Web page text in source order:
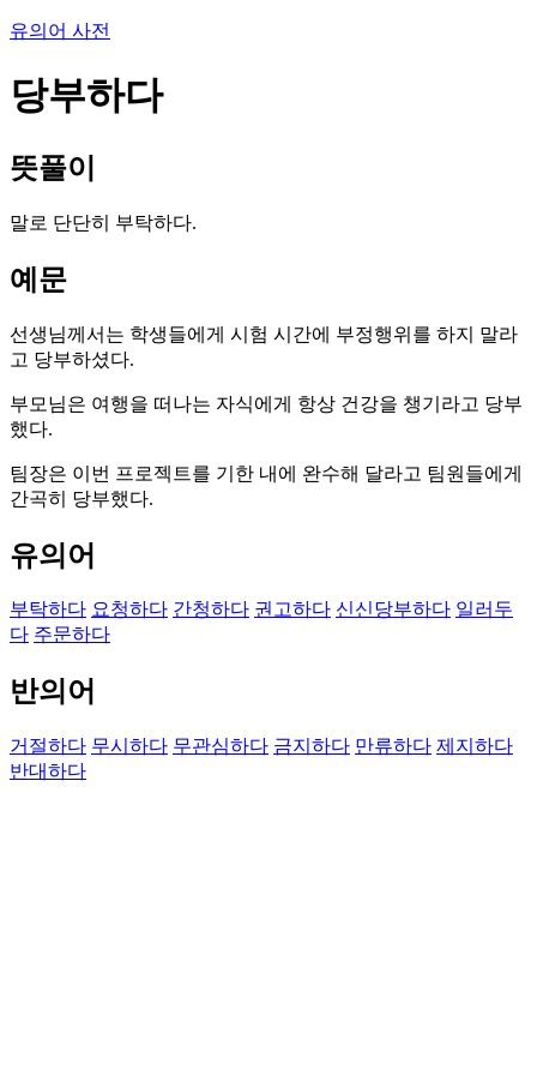
유의어 사전
당부하다
뜻풀이
말로 단단히 부탁하다.
예문
선생님께서는 학생들에게 시험 시간에 부정행위를 하지 말라
고 당부하셨다.
부모님은 여행을 떠나는 자식에게 항상 건강을 챙기라고 당부
했다.
팀장은 이번 프로젝트를 기한 내에 완수해 달라고 팀원들에게
간곡히 당부했다.
유의어
부탁하다 요청하다 간청하다 권고하다 신신당부하다 일러두
다 주문하다
반의어
거절하다 무시하다 무관심하다 금지하다 만류하다 제지하다
반대하다